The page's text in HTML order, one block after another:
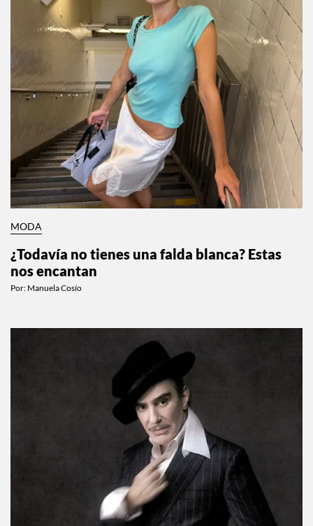
MODA
¿Todavía no tienes una falda blanca? Estas
nos encantan
Por: Manuela Cosío